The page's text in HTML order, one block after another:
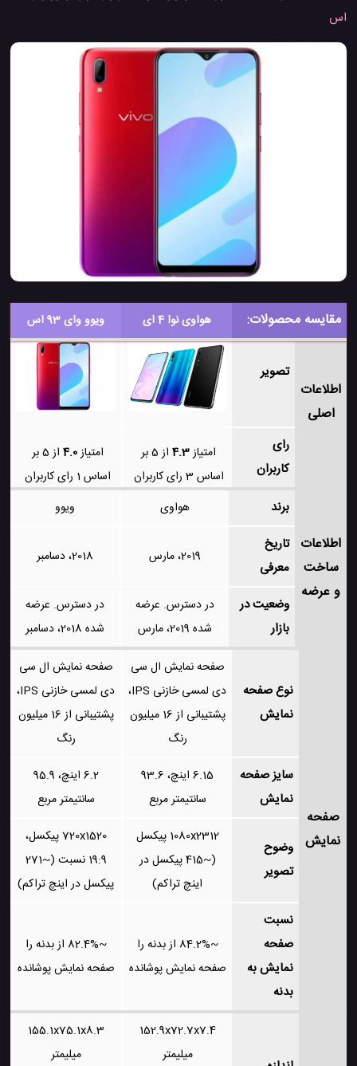
اس
مقایسه محصولات: هواوی نوا 4 ای ویوو وای 93 اس
اطلاعات
اصلی
تصویر
رای
کاربران
امتیاز4.3
از 5 بر
اساس 3 رای کاربران
امتیاز4.0
از 5 بر
اساس 1 رای کاربران
اطلاعات
ساخت
و عرضه
برند هواوی ویوو
تاریخ
معرفی
2019، مارس 2018، دسامبر
وضعیت در
بازار
در دسترس. عرضه
شده 2019، مارس
در دسترس. عرضه
شده 2018، دسامبر
صفحه
نمایش
نوع صفحه
نمایش
صفحه نمایش ال سی
دی لمسی خازنی IPS،
پشتیبانی از 16 میلیون
رنگ
صفحه نمایش ال سی
دی لمسی خازنی IPS،
پشتیبانی از 16 میلیون
رنگ
سایز صفحه
نمایش
6.15 اینچ، 93.6
سانتیمتر مربع
6.2 اینچ، 95.9
سانتیمتر مربع
وضوح
تصویر
1080x2312 پیکسل
(~415 پیکسل در
اینچ تراکم)
720x1520 پیکسل،
19:9 نسبت (~271
پیکسل در اینچ تراکم)
نسبت
صفحه
نمایش به
بدنه
~84.2% از بدنه را
صفحه نمایش پوشانده
~82.4% از بدنه را
صفحه نمایش پوشانده
152.9x72.7x7.4
میلیمتر
155.1x75.1x8.3
میلیمتر